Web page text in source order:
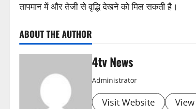
तापमान में और तेजी से वृद्धि देखने को मिल सकती है।
ABOUT THE AUTHOR
4tv News
Administrator
Visit Website